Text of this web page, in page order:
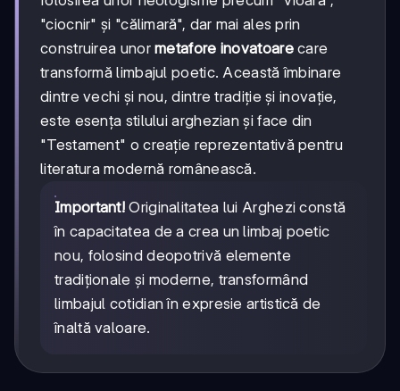
"ciocnir" și "călimară", dar mai ales prin
construirea unormetafore inovatoarecare
transformă limbajul poetic. Această îmbinare
dintre vechi și nou, dintre tradiție și inovație,
este esența stilului arghezian și face din
"Testament" o creație reprezentativă pentru
literatura modernă românească.
Important! Originalitatea lui Arghezi constă
în capacitatea de a crea un limbaj poetic
nou, folosind deopotrivă elemente
tradiționale și moderne, transformând
limbajul cotidian în expresie artistică de
înaltă valoare.